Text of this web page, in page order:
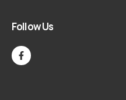
Follow Us